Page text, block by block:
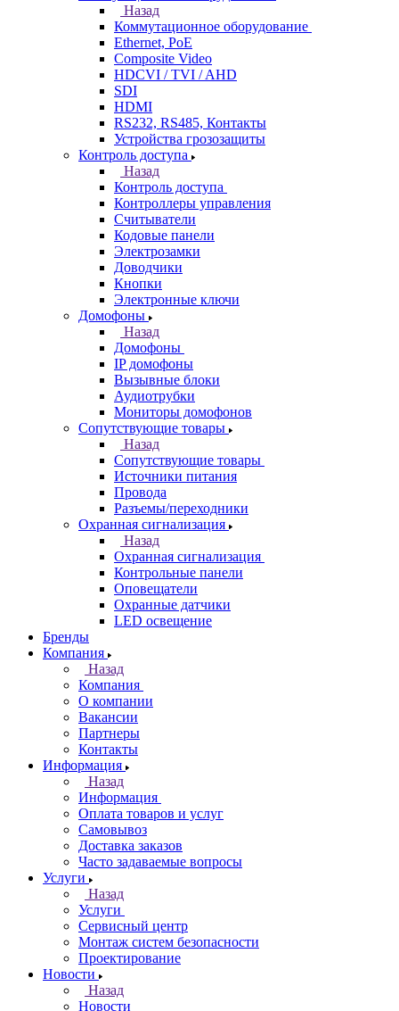
Назад
Коммутационное оборудование
Ethernet, PoE
Composite Video
HDCVI / TVI / AHD
SDI
HDMI
RS232, RS485, Контакты
Устройства грозозащиты
Контроль доступа
Назад
Контроль доступа
Контроллеры управления
Считыватели
Кодовые панели
Электрозамки
Доводчики
Кнопки
Электронные ключи
Домофоны
Назад
Домофоны
IP домофоны
Вызывные блоки
Аудиотрубки
Мониторы домофонов
Сопутствующие товары
Назад
Сопутствующие товары
Источники питания
Провода
Разъемы/переходники
Охранная сигнализация
Назад
Охранная сигнализация
Контрольные панели
Оповещатели
Охранные датчики
LED освещение
Бренды
Компания
Назад
Компания
О компании
Вакансии
Партнеры
Контакты
Информация
Назад
Информация
Оплата товаров и услуг
Самовывоз
Доставка заказов
Часто задаваемые вопросы
Услуги
Назад
Услуги
Сервисный центр
Монтаж систем безопасности
Проектирование
Новости
Назад
Новости